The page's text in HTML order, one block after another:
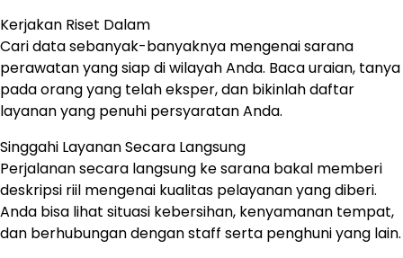
Kerjakan Riset Dalam
Cari data sebanyak-banyaknya mengenai sarana
perawatan yang siap di wilayah Anda. Baca uraian, tanya
pada orang yang telah eksper, dan bikinlah daftar
layanan yang penuhi persyaratan Anda.
Singgahi Layanan Secara Langsung
Perjalanan secara langsung ke sarana bakal memberi
deskripsi riil mengenai kualitas pelayanan yang diberi.
Anda bisa lihat situasi kebersihan, kenyamanan tempat,
dan berhubungan dengan staff serta penghuni yang lain.